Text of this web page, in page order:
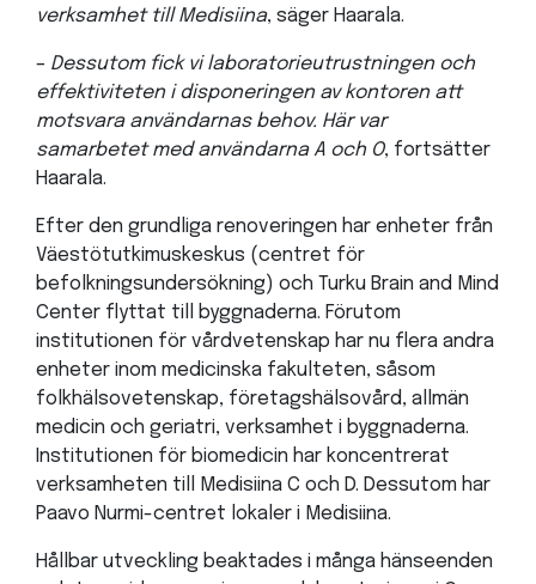
verksamhet till Medisiina, säger Haarala.
– Dessutom fick vi laboratorieutrustningen och
effektiviteten i disponeringen av kontoren att
motsvara användarnas behov. Här var
samarbetet med användarna A och O, fortsätter
Haarala.
Efter den grundliga renoveringen har enheter från
Väestötutkimuskeskus (centret för
befolkningsundersökning) och Turku Brain and Mind
Center flyttat till byggnaderna. Förutom
institutionen för vårdvetenskap har nu flera andra
enheter inom medicinska fakulteten, såsom
folkhälsovetenskap, företagshälsovård, allmän
medicin och geriatri, verksamhet i byggnaderna.
Institutionen för biomedicin har koncentrerat
verksamheten till Medisiina C och D. Dessutom har
Paavo Nurmi-centret lokaler i Medisiina.
Hållbar utveckling beaktades i många hänseenden